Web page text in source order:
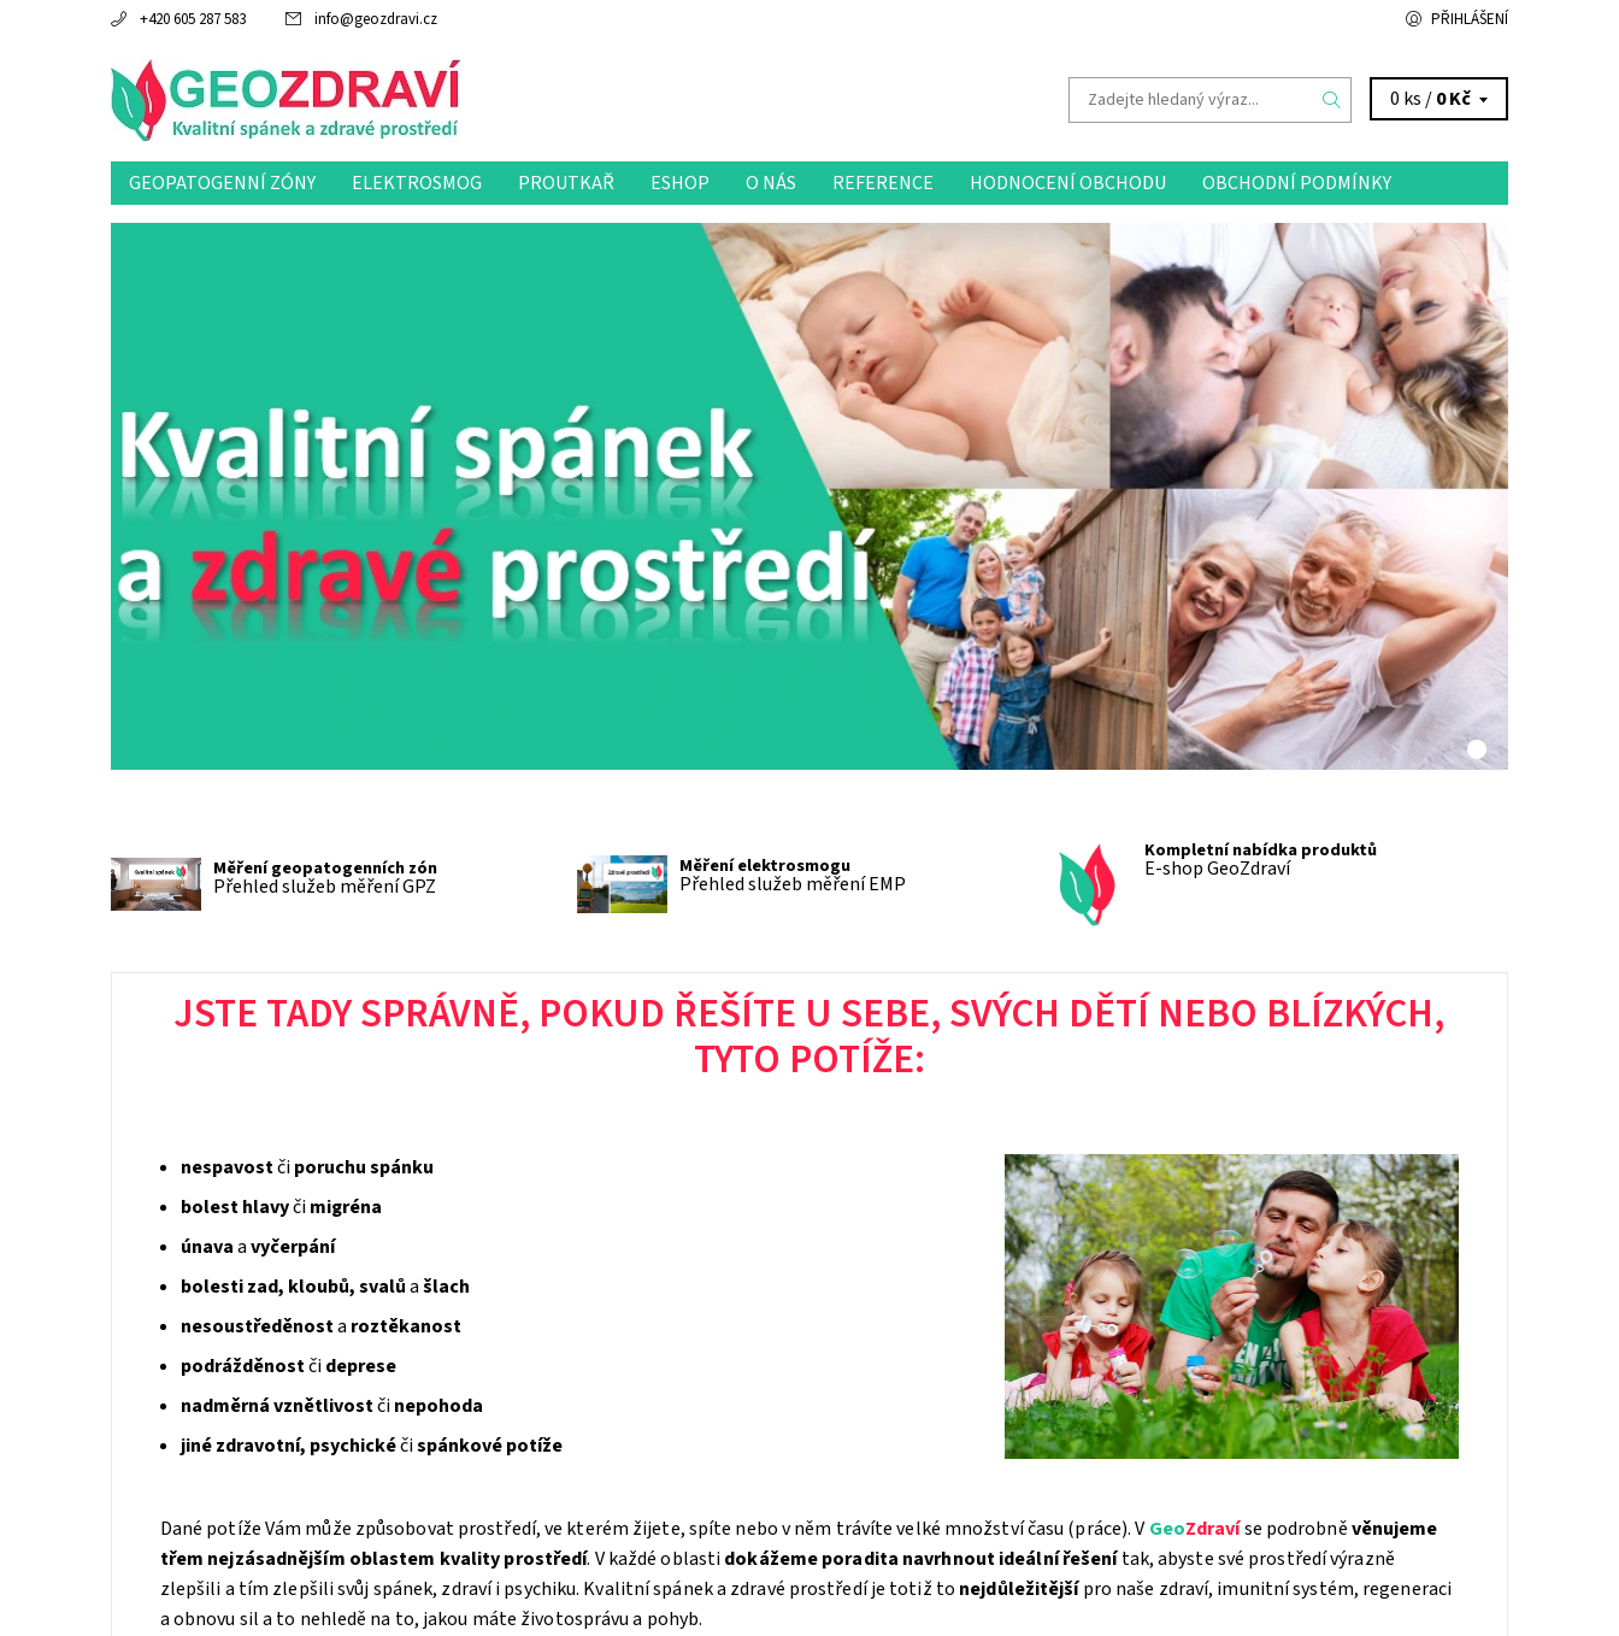
+420 605 287 583 info@geozdravi.cz PŘIHLÁŠENÍ
0 ks /0 Kč
GEOPATOGENNÍ ZÓNY ELEKTROSMOG PROUTKAŘ ESHOP O NÁS REFERENCE HODNOCENÍ OBCHODU OBCHODNÍ PODMÍNKY
Měření geopatogenních zón
Přehled služeb měření GPZ
Měření elektrosmogu
Přehled služeb měření EMP
Kompletní nabídka produktů
E-shop GeoZdraví
JSTE TADY SPRÁVNĚ, POKUD ŘEŠÍTE U SEBE, SVÝCH DĚTÍ NEBO BLÍZKÝCH,
TYTO POTÍŽE:
nespavostčiporuchu spánku
bolest hlavyčimigréna
únavaavyčerpání
bolesti zad, kloubů, svalůašlach
nesoustředěnosta roztěkanost
podrážděnostčideprese
nadměrná vznětlivostčinepohoda
jiné zdravotní, psychickéčispánkové potíže
Dané potíže Vám může způsobovat prostředí, ve kterém žijete, spíte nebo v něm trávíte velké množství času (práce). V GeoZdravíse podrobněvěnujeme
třem nejzásadnějším oblastem kvality prostředí. V každé oblastidokážeme poradita navrhnout ideální řešenítak, abyste své prostředí výrazně
zlepšili a tím zlepšili svůj spánek, zdraví i psychiku. Kvalitní spánek a zdravé prostředí je totiž to nejdůležitějšípro naše zdraví, imunitní systém, regeneraci
a obnovu sil a to nehledě na to, jakou máte životosprávu a pohyb.